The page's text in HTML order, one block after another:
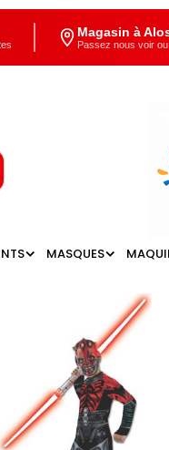
Magasin à
Passez nous voir
MASQUES